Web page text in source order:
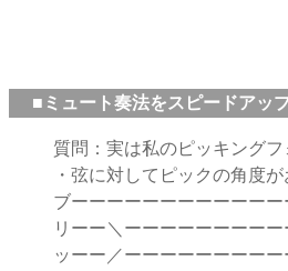
■ミュート奏法をスピードアッ
質問：実は私のピッキング
・弦に対してピックの角度が
ブーーーーーーーーーーーー
リーー＼ーーーーーーー
ッーー／ーーーーーーー